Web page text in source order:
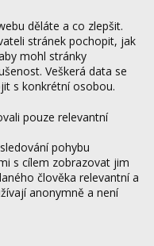
děláte a co zlepšit.
stránek pochopit, jak
mohl stránky
Veškerá data se
s konkrétní osobou.
pouze relevantní
pohybu
s cílem zobrazovat jim
člověka relevantní a
anonymně a není